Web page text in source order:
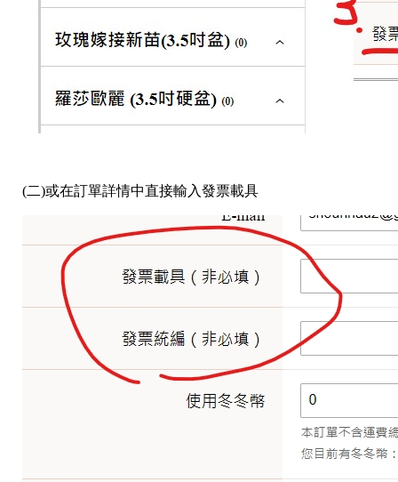
(二)或在訂單詳情中直接輸入發票載具